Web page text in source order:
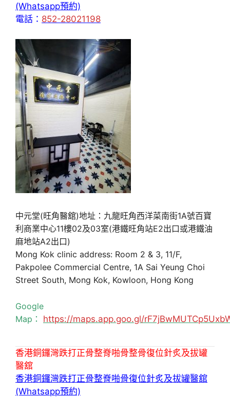
(Whatsapp預約)
電話： 852-28021198
中元堂(旺角醫舘)地址：九龍旺角西洋菜南街1A號百寶
利商業中心11樓02及03室(港鐵旺角站E2出口或港鐵油
麻地站A2出口)
Mong Kok clinic address: Room 2 & 3, 11/F,
Pakpolee Commercial Centre, 1A Sai Yeung Choi
Street South, Mong Kok, Kowloon, Hong Kong
Google
Map： https://maps.app.goo.gl/
香港銅鑼灣跌打正骨整脊啪骨整骨復位針炙及拔罐
醫舘
香港銅鑼灣跌打正骨整脊啪骨復位針炙及拔罐醫舘
(Whatsapp預約)